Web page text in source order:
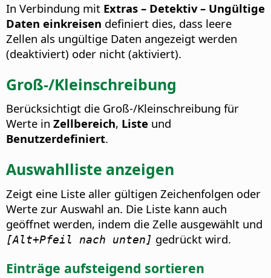
In Verbindung mit Extras – Detektiv – Ungültige
Daten einkreisen definiert dies, dass leere
Zellen als ungültige Daten angezeigt werden
(deaktiviert) oder nicht (aktiviert).
Groß-/Kleinschreibung
Berücksichtigt die Groß-/Kleinschreibung für
Werte in Zellbereich, Liste und
Benutzerdefiniert.
Auswahlliste anzeigen
Zeigt eine Liste aller gültigen Zeichenfolgen oder
Werte zur Auswahl an. Die Liste kann auch
geöffnet werden, indem die Zelle ausgewählt und
[Alt+Pfeil nach unten] gedrückt wird.
Einträge aufsteigend sortieren